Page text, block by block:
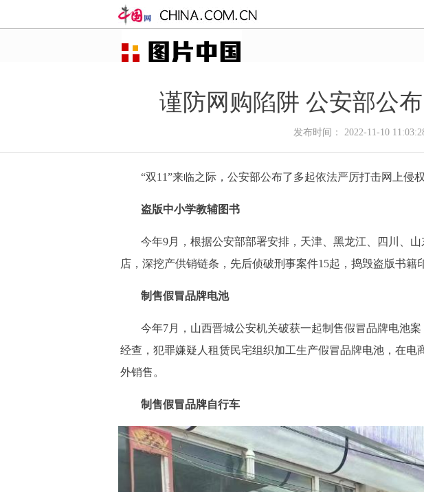
谨防网购陷阱 公安部公
发布时间： 2022-11-10
“双11”来临之际，公安部公布了多起依法严厉打击网上侵
盗版中小学教辅图书
今年9月，根据公安部部署安排，天津、黑龙江、四川、
店，深挖产供销链条，先后侦破刑事案件15起，捣毁盗版书籍
制售假冒品牌电池
今年7月，山西晋城公安机关破获一起制售假冒品牌电池
经查，犯罪嫌疑人租赁民宅组织加工生产假冒品牌电池，在电
外销售。
制售假冒品牌自行车